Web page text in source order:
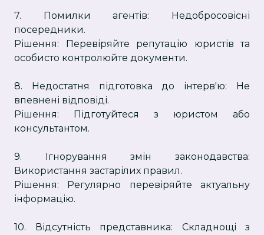
7. Помилки агентів: Недобросовісні
посередники.
Рішення: Перевіряйте репутацію юристів та
особисто контролюйте документи.
8. Недостатня підготовка до інтерв'ю: Не
впевнені відповіді.
Рішення: Підготуйтеся з юристом або
консультантом.
9. Ігнорування змін законодавства:
Використання застарілих правил.
Рішення: Регулярно перевіряйте актуальну
інформацію.
10. Відсутність представника: Складнощі з